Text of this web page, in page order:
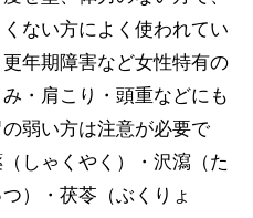
ない方によく使われてい
年期障害など女性特有の
・肩こり・頭重などにも
弱い方は注意が必要で
しゃくやく）・沢瀉（た
）・茯苓（ぶくりょ